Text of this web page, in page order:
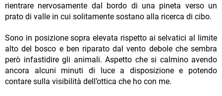
rientrare nervosamente dal bordo di una pineta verso un
prato di valle in cui solitamente sostano alla ricerca di cibo.
Sono in posizione sopra elevata rispetto ai selvatici al limite
alto del bosco e ben riparato dal vento debole che sembra
però infastidire gli animali. Aspetto che si calmino avendo
ancora alcuni minuti di luce a disposizione e potendo
contare sulla visibilità dell’ottica che ho con me.